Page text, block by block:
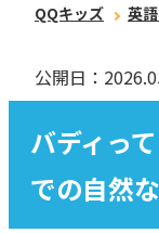
QQキッズ 英
公開日：
バディっ
での自然